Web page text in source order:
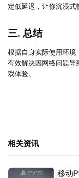
定低延迟，让你沉浸式
三. 总结
根据自身实际使用环境
有效解决因网络问题
戏体验。
相关资讯
移动